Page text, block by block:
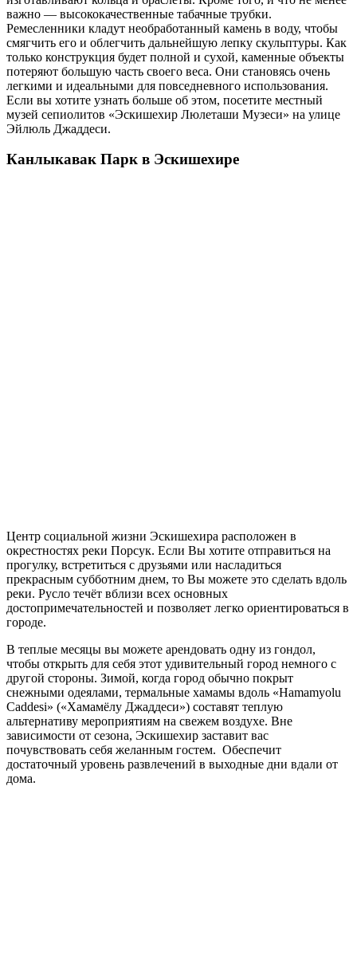
важно — высококачественные табачные трубки.
Ремесленники кладут необработанный камень в воду, чтобы
смягчить его и облегчить дальнейшую лепку скульптуры. Как
только конструкция будет полной и сухой, каменные объекты
потеряют большую часть своего веса. Они становясь очень
легкими и идеальными для повседневного использования.
Если вы хотите узнать больше об этом, посетите местный
музей сепиолитов «Эскишехир Люлеташи Музеси» на улице
Эйлюль Джаддеси.
Канлыкавак Парк в Эскишехире
Центр социальной жизни Эскишехира расположен в
окрестностях реки Порсук. Если Вы хотите отправиться на
прогулку, встретиться с друзьями или насладиться
прекрасным субботним днем, то Вы можете это сделать вдоль
реки. Русло течёт вблизи всех основных
достопримечательностей и позволяет легко ориентироваться в
городе.
В теплые месяцы вы можете арендовать одну из гондол,
чтобы открыть для себя этот удивительный город немного с
другой стороны. Зимой, когда город обычно покрыт
снежными одеялами, термальные хамамы вдоль «Hamamyolu
Caddesi» («Хамамёлу Джаддеси») составят теплую
альтернативу мероприятиям на свежем воздухе. Вне
зависимости от сезона, Эскишехир заставит вас
почувствовать себя желанным гостем. Обеспечит
достаточный уровень развлечений в выходные дни вдали от
дома.